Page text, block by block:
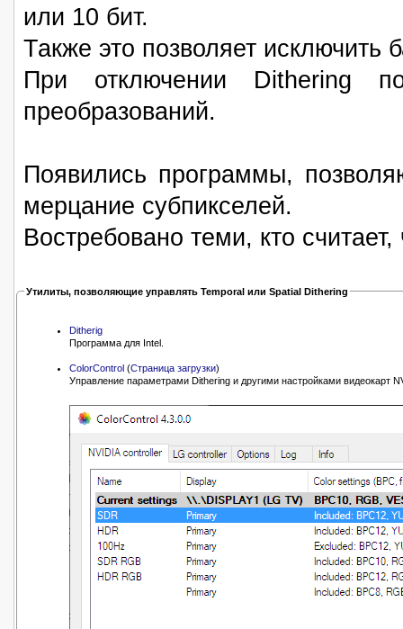
или 10 бит.
Также это позволяет исключить
При отключении Dithering
преобразований.
Появились программы,
мерцание субпикселей.
Востребовано теми, кто
Утилиты, позволяющие управлять Temporal или Spatial Dithering
Ditherig
Программа для Intel.
ColorControl (Страница загрузки)
Управление параметрами Dithering и другими настройками видеокарт